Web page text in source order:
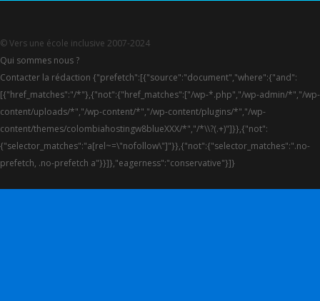
© Vers une école inclusive 2007-2024
Qui sommes nous ?
Contacter la rédaction {"prefetch":[{"source":"document","where":{"and":
[{"href_matches":"/*"},{"not":{"href_matches":["/wp-*.php","/wp-admin/*","/wp-
content/uploads/*","/wp-content/*","/wp-content/plugins/*","/wp-
content/themes/colombiahostingw8blueXXX/*","/*\\?(.+)"]}},{"not":
{"selector_matches":"a[rel~=\"nofollow\"]"}},{"not":{"selector_matches":".no-
prefetch, .no-prefetch a"}}]},"eagerness":"conservative"}]}